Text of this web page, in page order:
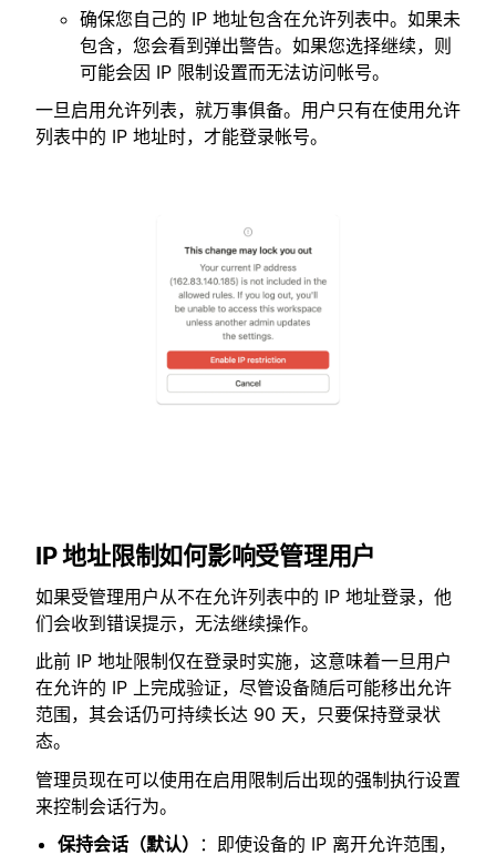
确保您自己的 IP 地址包含在允许列表中。如果未
包含，您会看到弹出警告。如果您选择继续，则
可能会因 IP 限制设置而无法访问帐号。
一旦启用允许列表，就万事俱备。用户只有在使用允许
列表中的 IP 地址时，才能登录帐号。
IP 地址限制如何影响受管理用户
如果受管理用户从不在允许列表中的 IP 地址登录，他
们会收到错误提示，无法继续操作。
此前 IP 地址限制仅在登录时实施，这意味着一旦用户
在允许的 IP 上完成验证，尽管设备随后可能移出允许
范围，其会话仍可持续长达 90 天，只要保持登录状
态。
管理员现在可以使用在启用限制后出现的强制执行设置
来控制会话行为。
保持会话（默认）
：即使设备的 IP 离开允许范围，